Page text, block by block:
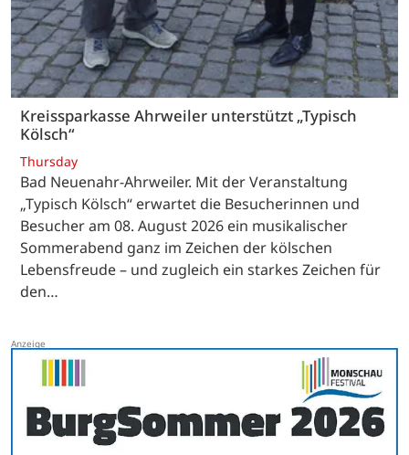
Kreissparkasse Ahrweiler unterstützt „Typisch
Kölsch“
Thursday
Bad Neuenahr-Ahrweiler. Mit der Veranstaltung
„Typisch Kölsch“ erwartet die Besucherinnen und
Besucher am 08. August 2026 ein musikalischer
Sommerabend ganz im Zeichen der kölschen
Lebensfreude – und zugleich ein starkes Zeichen für
den…